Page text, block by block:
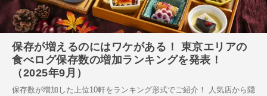
保存が増えるのにはワケがある！ 東京エリアの
食べログ保存数の増加ランキングを発表！
（2025年9月）
保存数が増加した上位10軒をランキング形式でご紹介！ 人気店から隠